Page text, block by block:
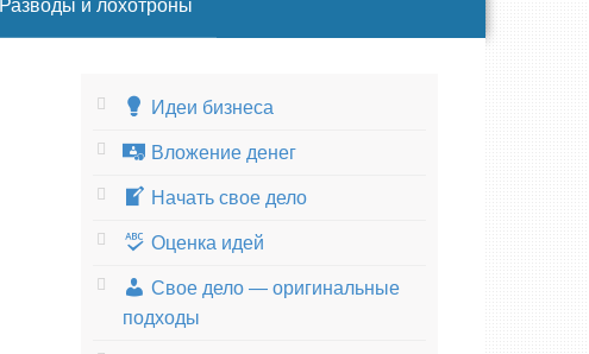
Разводы и лохотроны
Идеи бизнеса
Вложение денег
Начать свое дело
Оценка идей
Свое дело — оригинальные
подходы